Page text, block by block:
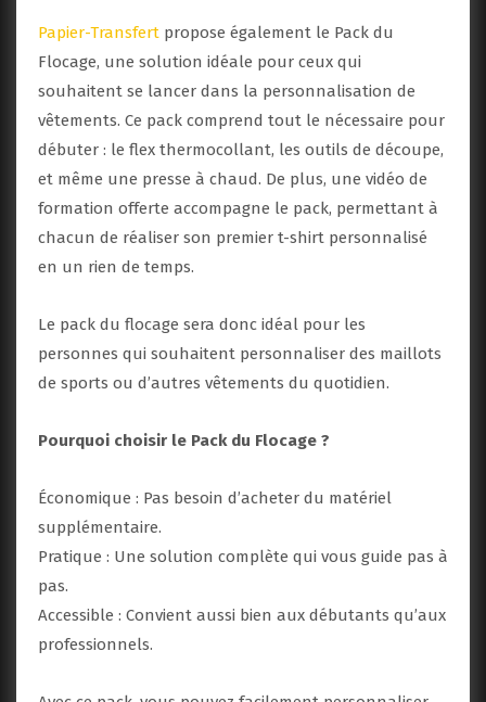
Papier-Transfert propose également le Pack du
Flocage, une solution idéale pour ceux qui
souhaitent se lancer dans la personnalisation de
vêtements. Ce pack comprend tout le nécessaire pour
débuter : le flex thermocollant, les outils de découpe,
et même une presse à chaud. De plus, une vidéo de
formation offerte accompagne le pack, permettant à
chacun de réaliser son premier t-shirt personnalisé
en un rien de temps.
Le pack du flocage sera donc idéal pour les
personnes qui souhaitent personnaliser des maillots
de sports ou d’autres vêtements du quotidien.
Pourquoi choisir le Pack du Flocage ?
Économique : Pas besoin d’acheter du matériel
supplémentaire.
Pratique : Une solution complète qui vous guide pas à
pas.
Accessible : Convient aussi bien aux débutants qu’aux
professionnels.